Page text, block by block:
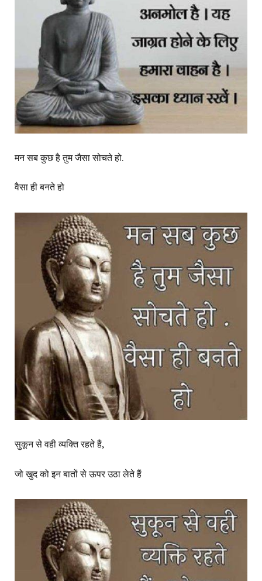
मन सब कुछ है तुम जैसा सोचते हो.
वैसा ही बनते हो
सुकून से वही व्यक्ति रहते हैं,
जो खुद को इन बातों से ऊपर उठा लेते हैं